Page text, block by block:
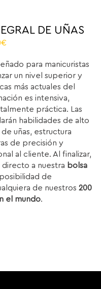
DE UÑAS
€
is:
1.399,00€.
para manicuristas
un nivel superior y
más actuales del
es intensiva,
práctica. Las
habilidades de alto
uñas, estructura
de precisión y
al cliente. Al finalizar,
a nuestra bolsa
de
de nuestros200
el mundo.